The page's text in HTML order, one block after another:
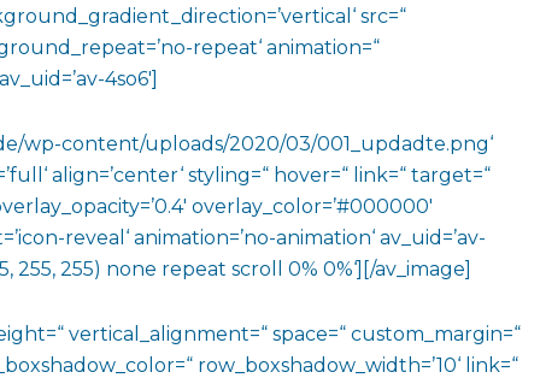
src=“
repeat‘ animation=“
4so6′]
wp-content/uploads/2020/03/001_updadte.png‘
align=’center‘ styling=“ hover=“ link=“ target=“
overlay_color=’#000000′
reveal‘ animation=’no-animation‘ av_uid=’av-
255, 255) none repeat scroll 0% 0%‘][/av_image]
vertical_alignment=“ space=“ custom_margin=“
row_boxshadow_width=’10‘ link=“